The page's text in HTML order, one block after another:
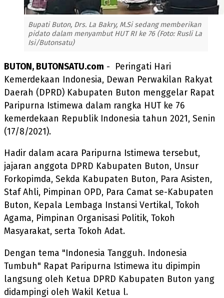
Bupati Buton, Drs. La Bakry, M.Si sedang memberikan
pidato dalam menyambut HUT RI ke 76 (Foto: Rusli La
Isi/Butonsatu)
BUTON, BUTONSATU.com - Peringati Hari
Kemerdekaan Indonesia, Dewan Perwakilan Rakyat
Daerah (DPRD) Kabupaten Buton menggelar Rapat
Paripurna Istimewa dalam rangka HUT ke 76
kemerdekaan Republik Indonesia tahun 2021, Senin
(17/8/2021).
Hadir dalam acara Paripurna Istimewa tersebut,
jajaran anggota DPRD Kabupaten Buton, Unsur
Forkopimda, Sekda Kabupaten Buton, Para Asisten,
Staf Ahli, Pimpinan OPD, Para Camat se-Kabupaten
Buton, Kepala Lembaga Instansi Vertikal, Tokoh
Agama, Pimpinan Organisasi Politik, Tokoh
Masyarakat, serta Tokoh Adat.
Dengan tema "Indonesia Tangguh. Indonesia
Tumbuh" Rapat Paripurna Istimewa itu dipimpin
langsung oleh Ketua DPRD Kabupaten Buton yang
didampingi oleh Wakil Ketua l.